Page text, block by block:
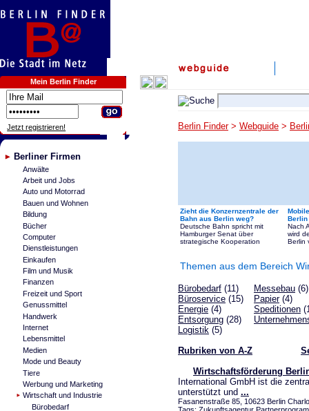
Mein Berlin Finder
Jetzt registrieren!
Berliner Firmen
Anwälte
Arbeit und Jobs
Auto und Motorrad
Bauen und Wohnen
Bildung
Bücher
Computer
Dienstleistungen
Einkaufen
Film und Musik
Finanzen
Freizeit und Sport
Genussmittel
Handwerk
Internet
Lebensmittel
Medien
Mode und Beauty
Tiere
Werbung und Marketing
Wirtschaft und Industrie
Bürobedarf
Berlin Finder> Webguide >
Zieht die Konzernzentrale der
Bahn aus Berlin weg?
Deutsche Bahn spricht mit
Hamburger Senat über
strategische Kooperation
Berlin
Nach
wird
Berlin
Themen aus dem Bereich
Bürobedarf (11)
Büroservice (15)
Energie (4)
Entsorgung (28)
Logistik (5)
Messebau (6)
Papier(4)
Speditionen
Rubriken von A-Z
Wirtschaftsförderung
International GmbH ist die
unterstützt und ...
Fasanenstraße 85, 10623 Berlin